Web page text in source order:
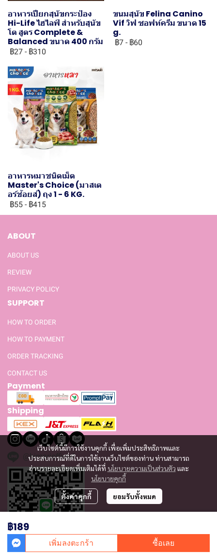
อาหารเปียกสุนัขกระป๋อง
Hi-Life ไฮไลฟ์ สำหรับสุนัข
โต สูตร Complete &
Balanced ขนาด 400 กรัม
฿27 - ฿310
ขนมสุนัข Felina Canino
Vif วิฟ ซอฟท์ครีม ขนาด 15
g.
฿7 - ฿60
อาหารหมาชนิดเม็ด
Master's Choice (มาสเต
อร์ช้อยส์) ถุง 1 - 6 KG.
฿55 - ฿415
฿189
เพิ่มลงตะกร้า ซื้อเลย
เว็บไซต์นี้มีการใช้งานคุกกี้ เพื่อเพิ่มประสิทธิภาพและ
ประสบการณ์ที่ดีในการใช้งานเว็บไซต์ของท่าน ท่านสามารถ
อ่านรายละเอียดเพิ่มเติมได้ที่ นโยบายความเป็นส่วนตัว และ
นโยบายคุกกี้
ตั้งค่าคุกกี้ ยอมรับทั้งหมด
ABOUT
ABOUT US
REVIEW
PRIVACY POLICY
SUPPORT
HOW TO ORDER
HOW TO PAYMENT
ORDER TRACKING
CONTACT US
Payment
Shipping
@himariofficial